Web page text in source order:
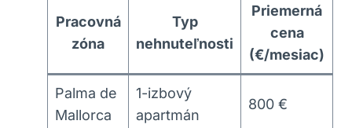
Pracovná
zóna
Typ
nehnuteľnosti
Priemerná
cena
(€/mesiac)
Palma de
Mallorca
1-izbový
apartmán
800 €